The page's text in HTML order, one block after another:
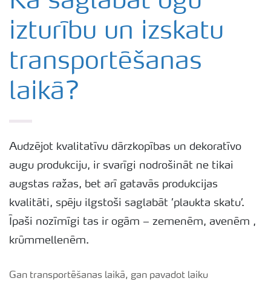
Izmēģinājumu rezultāti
Agronomiskie padomi
Yara Latvija podkāsts
izturību un izskatu
transportēšanas
laikā?
Audzējot kvalitatīvu dārzkopības un dekoratīvo
augu produkciju, ir svarīgi nodrošināt ne tikai
augstas ražas, bet arī gatavās produkcijas
kvalitāti, spēju ilgstoši saglabāt ’plaukta skatu’.
Īpaši nozīmīgi tas ir ogām – zemenēm, avenēm ,
krūmmellenēm.
Gan transportēšanas laikā, gan pavadot laiku